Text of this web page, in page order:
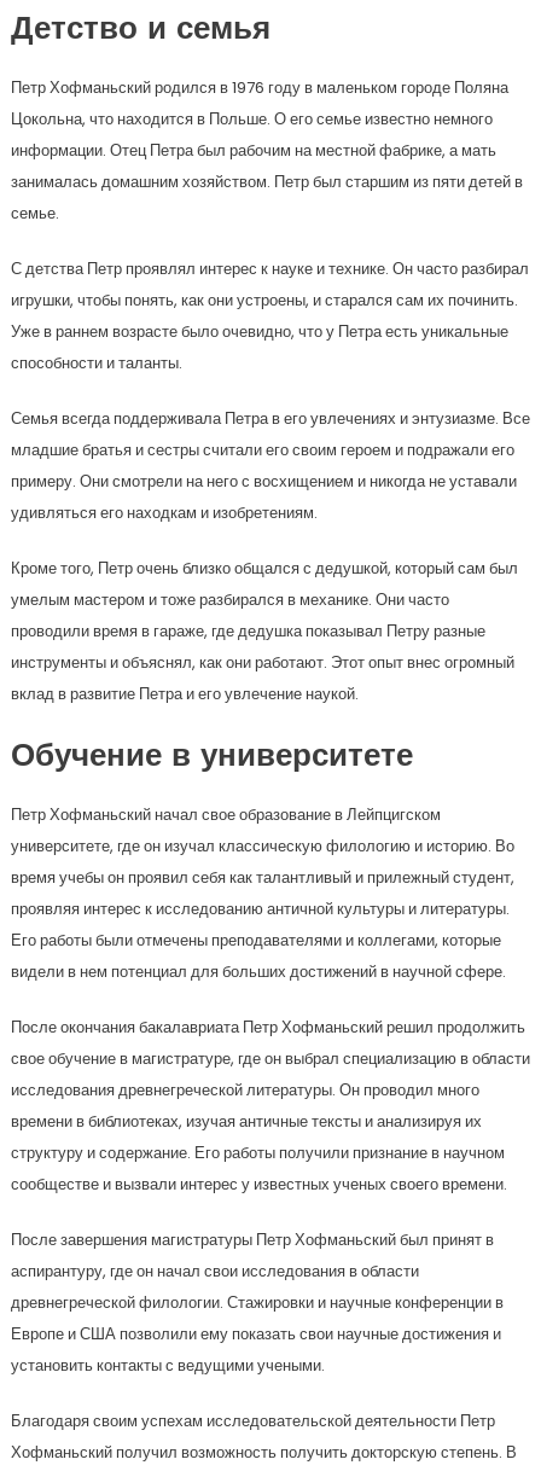
Детство и семья
Петр Хофманьский родился в 1976 году в маленьком городе Поляна
Цокольна, что находится в Польше. О его семье известно немного
информации. Отец Петра был рабочим на местной фабрике, а мать
занималась домашним хозяйством. Петр был старшим из пяти детей в
семье.
С детства Петр проявлял интерес к науке и технике. Он часто разбирал
игрушки, чтобы понять, как они устроены, и старался сам их починить.
Уже в раннем возрасте было очевидно, что у Петра есть уникальные
способности и таланты.
Семья всегда поддерживала Петра в его увлечениях и энтузиазме. Все
младшие братья и сестры считали его своим героем и подражали его
примеру. Они смотрели на него с восхищением и никогда не уставали
удивляться его находкам и изобретениям.
Кроме того, Петр очень близко общался с дедушкой, который сам был
умелым мастером и тоже разбирался в механике. Они часто
проводили время в гараже, где дедушка показывал Петру разные
инструменты и объяснял, как они работают. Этот опыт внес огромный
вклад в развитие Петра и его увлечение наукой.
Обучение в университете
Петр Хофманьский начал свое образование в Лейпцигском
университете, где он изучал классическую филологию и историю. Во
время учебы он проявил себя как талантливый и прилежный студент,
проявляя интерес к исследованию античной культуры и литературы.
Его работы были отмечены преподавателями и коллегами, которые
видели в нем потенциал для больших достижений в научной сфере.
После окончания бакалавриата Петр Хофманьский решил продолжить
свое обучение в магистратуре, где он выбрал специализацию в области
исследования древнегреческой литературы. Он проводил много
времени в библиотеках, изучая античные тексты и анализируя их
структуру и содержание. Его работы получили признание в научном
сообществе и вызвали интерес у известных ученых своего времени.
После завершения магистратуры Петр Хофманьский был принят в
аспирантуру, где он начал свои исследования в области
древнегреческой филологии. Стажировки и научные конференции в
Европе и США позволили ему показать свои научные достижения и
установить контакты с ведущими учеными.
Благодаря своим успехам исследовательской деятельности Петр
Хофманьский получил возможность получить докторскую степень. В